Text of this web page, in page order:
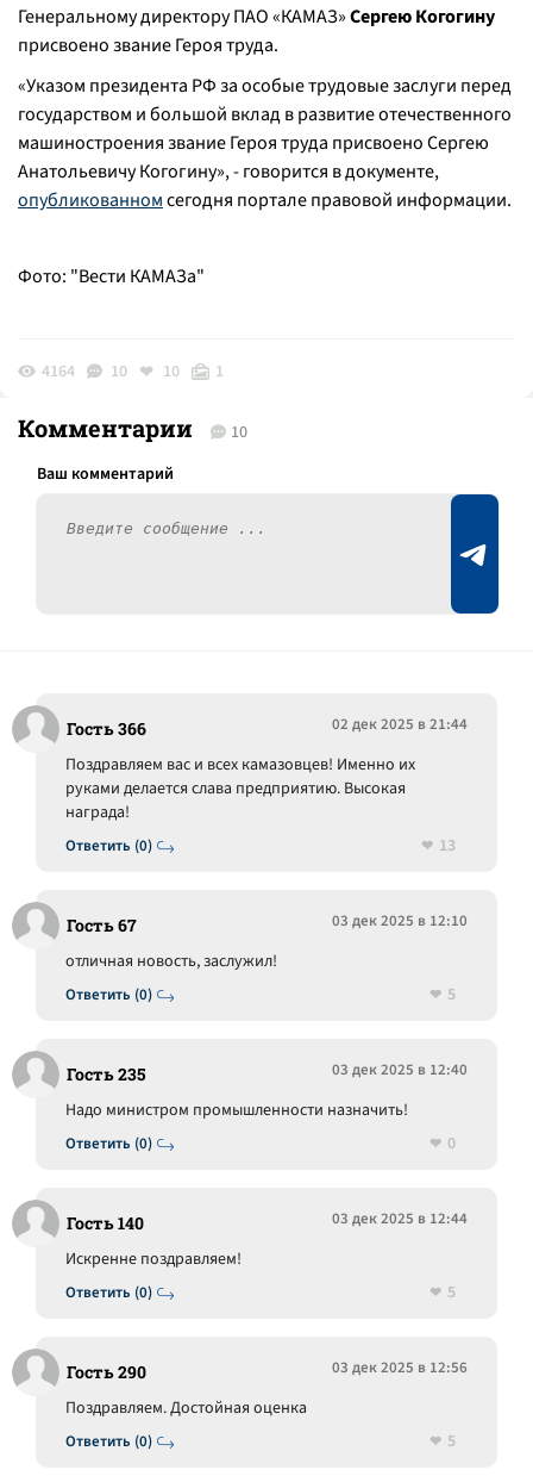
Генеральному директору ПАО «КАМАЗ»Сергею Когогину
присвоено звание Героя труда.
«Указом президента РФ за особые трудовые заслуги перед
государством и большой вклад в развитие отечественного
машиностроения звание Героя труда присвоено Сергею
Анатольевичу Когогину», - говорится в документе,
опубликованномсегодня портале правовой информации.
Фото: "Вести КАМАЗа"
4164 10 10 1
Комментарии 10
Гость 366 02 дек 2025 в 21:44
Ответить (0)
Поздравляем вас и всех камазовцев! Именно их
руками делается слава предприятию. Высокая
награда!
13
Гость 67 03 дек 2025 в 12:10
Ответить (0)
отличная новость, заслужил!
5
Гость 235 03 дек 2025 в 12:40
Ответить (0)
Надо министром промышленности назначить!
0
Гость 140 03 дек 2025 в 12:44
Ответить (0)
Искренне поздравляем!
5
Гость 290 03 дек 2025 в 12:56
Ответить (0)
Поздравляем. Достойная оценка
5